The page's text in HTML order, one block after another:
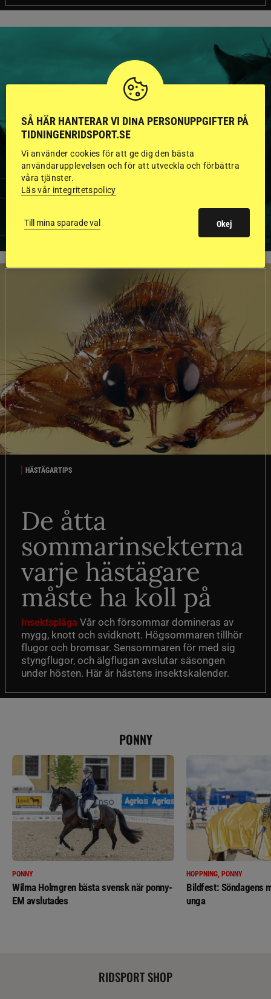
HINGSTAR ONLINE
GODKÄNDA HINGSTAR I
FLERA KATEGORIER MED
BILDER OCH FAKTA
HÄSTÄGARTIPS
De åtta
sommarinsekterna
varje hästägare
måste ha koll på
Insektsplåga Vår och försommar domineras av
mygg, knott och svidknott. Högsommaren tillhör
flugor och bromsar. Sensommaren för med sig
styngflugor, och älgflugan avslutar säsongen
under hösten. Här är hästens insektskalender.
PONNY
PONNY
Wilma Holmgren bästa svensk när ponny-
EM avslutades
HOPPNING, PONNY
Bildfest: Söndagens
unga
RIDSPORT SHOP
SÅ HÄR HANTERAR VI DINA PERSONUPPGIFTER PÅ
TIDNINGENRIDSPORT.SE
Vi använder cookies för att ge dig den bästa
användarupplevelsen och för att utveckla och förbättra
våra tjänster.
Läs vår integritetspolicy
Till mina sparade val Okej